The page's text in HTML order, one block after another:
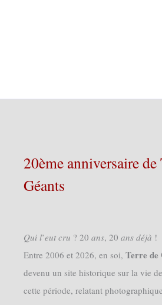
20ème anniversaire de
Géants
𝑄𝑢𝑖 𝑙’𝑒𝑢𝑡 𝑐𝑟𝑢 ? 20 𝑎𝑛𝑠, 20 𝑎𝑛𝑠 𝑑𝑒́𝑗𝑎̀ !
Entre 2006 et 2026, en soi, Terre de
devenu un site historique sur la vie
cette période, relatant